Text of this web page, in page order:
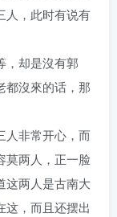
人，此时有说有
，却是沒有郭
都沒來的话，那
人非常开心，而
莫两人，正一脸
这两人是古南大
这，而且还摆出